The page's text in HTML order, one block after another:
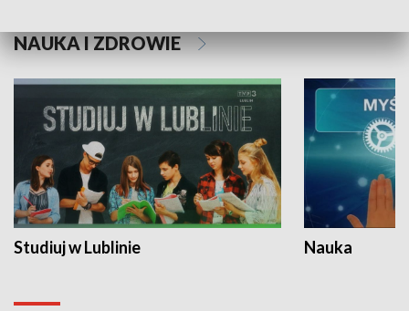
NAUKA I ZDROWIE
Studiuj w Lublinie Nauka